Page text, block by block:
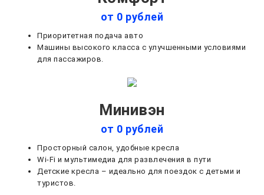
от 0 рублей
Приоритетная подача авто
Машины высокого класса с улучшенными условиями
для пассажиров.
Минивэн
от 0 рублей
Просторный салон, удобные кресла
Wi-Fi и мультимедиа для развлечения в пути
Детские кресла – идеально для поездок с детьми и
туристов.